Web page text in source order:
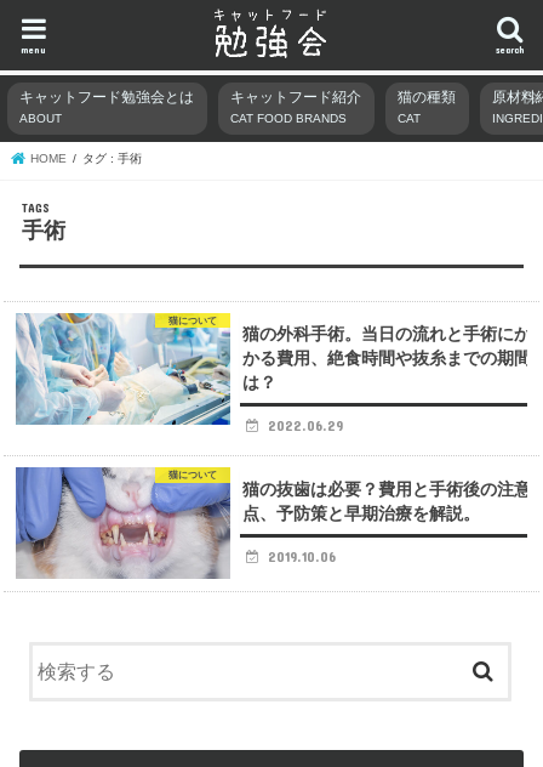
search
menu
キャットフード勉強会とは
ABOUT
キャットフード紹介
CAT FOOD BRANDS
猫の種類
CAT
原材料
HOME タグ : 手術
手術
猫について
猫の外科手術。当日の流れと手術にか
かる費用、絶食時間や抜糸までの期間
は？
2022.06.29
猫について
猫の抜歯は必要？費用と手術後の注意
点、予防策と早期治療を解説。
2019.10.06